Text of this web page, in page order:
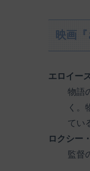
映画
エロイー
物語
く。
てい
ロクシー
監督